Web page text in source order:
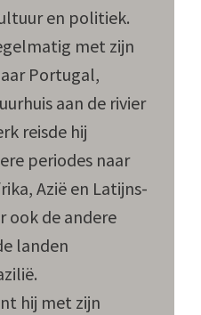
en politiek.
met zijn
Portugal,
aan de rivier
reisde hij
periodes naar
Azië en Latijns-
ook de andere
landen
hij met zijn